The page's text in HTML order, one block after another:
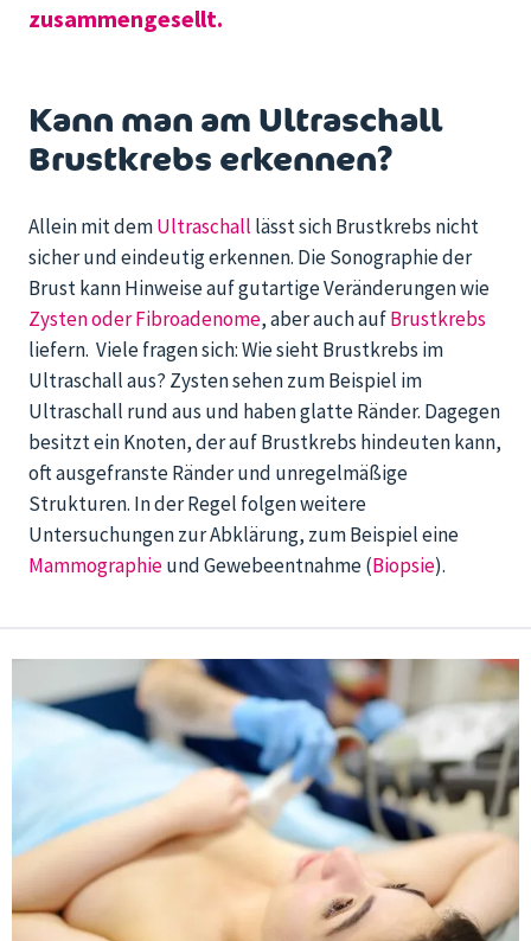
zusammengesellt.
Kann man am Ultraschall
Brustkrebs erkennen?
Allein mit demUltraschall lässt sich Brustkrebs nicht
sicher und eindeutig erkennen. Die Sonographie der
Brust kann Hinweise auf gutartige Veränderungen wie
Zysten oder Fibroadenome, aber auch aufBrustkrebs
liefern. Viele fragen sich: Wie sieht Brustkrebs im
Ultraschall aus? Zysten sehen zum Beispiel im
Ultraschall rund aus und haben glatte Ränder. Dagegen
besitzt ein Knoten, der auf Brustkrebs hindeuten kann,
oft ausgefranste Ränder und unregelmäßige
Strukturen. In der Regel folgen weitere
Untersuchungen zur Abklärung, zum Beispiel eine
Mammographieund Gewebeentnahme (Biopsie).